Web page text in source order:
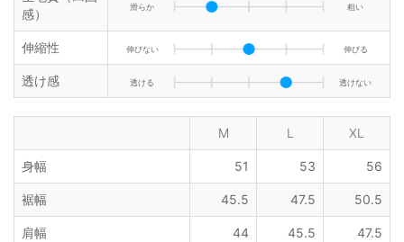
感）
滑らか 粗い
伸縮性 伸びない 伸びる
透け感 透ける 透けない
M L XL
身幅 51 53 56
裾幅 45.5 47.5 50.5
肩幅 44 45.5 47.5